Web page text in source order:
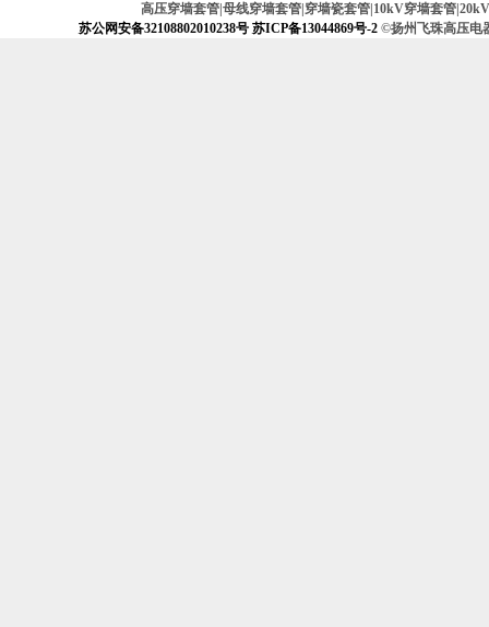
高压穿墙套管|母线穿墙套管|穿墙瓷套管|10kV穿墙套管
苏公网安备32108802010238号 苏ICP备13044869号-2 ©扬州飞珠高压电